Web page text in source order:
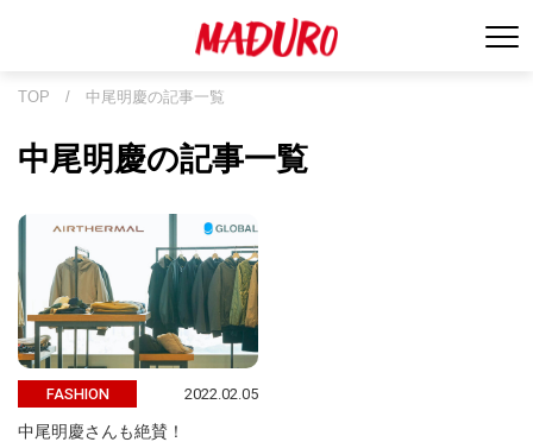
TOP / 中尾明慶の記事一覧
中尾明慶の記事一覧
FASHION 2022.02.05
中尾明慶さんも絶賛！